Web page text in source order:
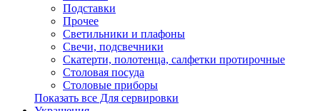
Подставки
Прочее
Светильники и плафоны
Свечи, подсвечники
Скатерти, полотенца, салфетки протирочные
Столовая посуда
Столовые приборы
Показать все Для сервировки